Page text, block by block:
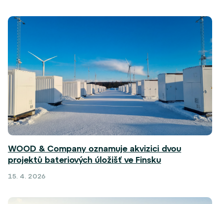
WOOD & Company oznamuje akvizici dvou
projektů bateriových úložišť ve Finsku
15. 4. 2026